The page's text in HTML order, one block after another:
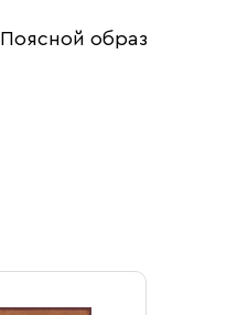
Поясной образ